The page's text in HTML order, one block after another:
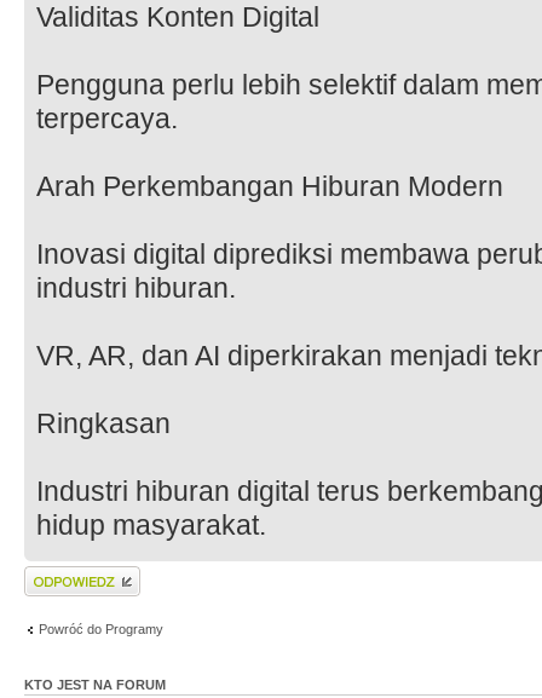
Validitas Konten Digital
Pengguna perlu lebih selektif dalam
terpercaya.
Arah Perkembangan Hiburan Modern
Inovasi digital diprediksi membawa
industri hiburan.
VR, AR, dan AI diperkirakan menjadi
Ringkasan
Industri hiburan digital terus
hidup masyarakat.
Wyślij odpowiedź
Powróć do Programy
KTO JEST NA FORUM